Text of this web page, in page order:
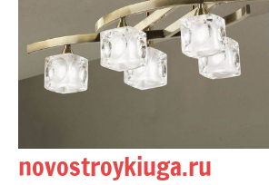
novostroykiuga.ru